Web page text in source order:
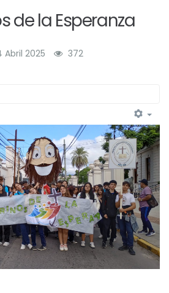
de la Esperanza
Abril 2025 372